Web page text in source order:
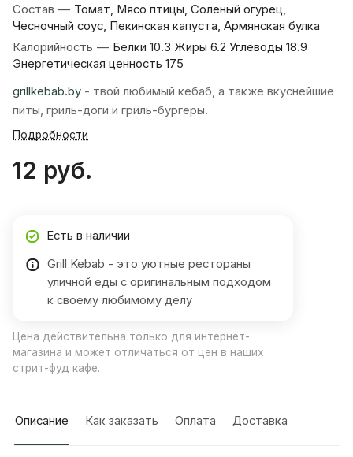
Состав — Томат, Мясо птицы, Соленый огурец,
Чесночный соус, Пекинская капуста, Армянская булка
Калорийность — Белки 10.3 Жиры 6.2 Углеводы 18.9
Энергетическая ценность 175
grillkebab.by - твой любимый кебаб, а также вкуснейшие
питы, гриль-доги и гриль-бургеры.
Подробности
12 руб.
Есть в наличии
Grill Kebab - это уютные рестораны
уличной еды с оригинальным подходом
к своему любимому делу
Цена действительна только для интернет-
магазина и может отличаться от цен в наших
стрит-фуд кафе.
Описание Как заказать Оплата Доставка